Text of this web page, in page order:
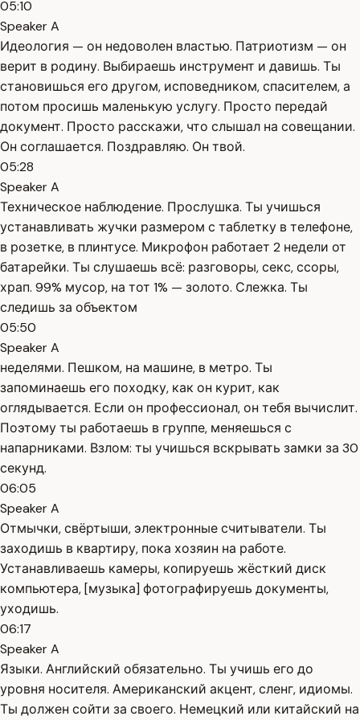
05:10
Speaker A
Идеология — он недоволен властью. Патриотизм — он
верит в родину. Выбираешь инструмент и давишь. Ты
становишься его другом, исповедником, спасителем, а
потом просишь маленькую услугу. Просто передай
документ. Просто расскажи, что слышал на совещании.
Он соглашается. Поздравляю. Он твой.
05:28
Speaker A
Техническое наблюдение. Прослушка. Ты учишься
устанавливать жучки размером с таблетку в телефоне,
в розетке, в плинтусе. Микрофон работает 2 недели от
батарейки. Ты слушаешь всё: разговоры, секс, ссоры,
храп. 99% мусор, на тот 1% — золото. Слежка. Ты
следишь за объектом
05:50
Speaker A
неделями. Пешком, на машине, в метро. Ты
запоминаешь его походку, как он курит, как
оглядывается. Если он профессионал, он тебя вычислит.
Поэтому ты работаешь в группе, меняешься с
напарниками. Взлом: ты учишься вскрывать замки за 30
секунд.
06:05
Speaker A
Отмычки, свёртыши, электронные считыватели. Ты
заходишь в квартиру, пока хозяин на работе.
Устанавливаешь камеры, копируешь жёсткий диск
компьютера, [музыка] фотографируешь документы,
уходишь.
06:17
Speaker A
Языки. Английский обязательно. Ты учишь его до
уровня носителя. Американский акцент, сленг, идиомы.
Ты должен сойти за своего. Немецкий или китайский на